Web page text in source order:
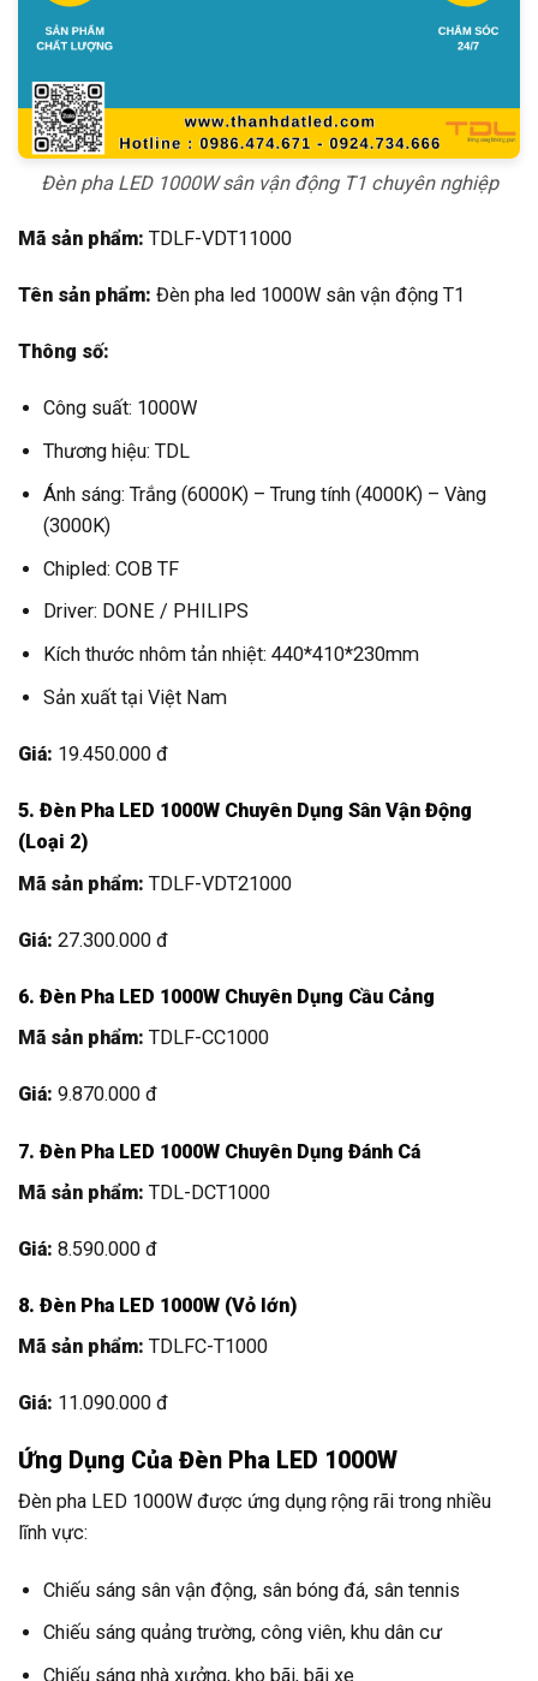
Đèn pha LED 1000W sân vận động T1 chuyên nghiệp
Mã sản phẩm: TDLF-VDT11000
Tên sản phẩm: Đèn pha led 1000W sân vận động T1
Thông số:
Công suất: 1000W
Thương hiệu: TDL
Ánh sáng: Trắng (6000K) – Trung tính (4000K) – Vàng
(3000K)
Chipled: COB TF
Driver: DONE / PHILIPS
Kích thước nhôm tản nhiệt: 440*410*230mm
Sản xuất tại Việt Nam
Giá: 19.450.000 đ
5. Đèn Pha LED 1000W Chuyên Dụng Sân Vận Động
(Loại 2)
Mã sản phẩm: TDLF-VDT21000
Giá: 27.300.000 đ
6. Đèn Pha LED 1000W Chuyên Dụng Cầu Cảng
Mã sản phẩm: TDLF-CC1000
Giá: 9.870.000 đ
7. Đèn Pha LED 1000W Chuyên Dụng Đánh Cá
Mã sản phẩm: TDL-DCT1000
Giá: 8.590.000 đ
8. Đèn Pha LED 1000W (Vỏ lớn)
Mã sản phẩm: TDLFC-T1000
Giá: 11.090.000 đ
Ứng Dụng Của Đèn Pha LED 1000W
Đèn pha LED 1000W được ứng dụng rộng rãi trong nhiều
lĩnh vực:
Chiếu sáng sân vận động, sân bóng đá, sân tennis
Chiếu sáng quảng trường, công viên, khu dân cư
Chiếu sáng nhà xưởng, kho bãi, bãi xe